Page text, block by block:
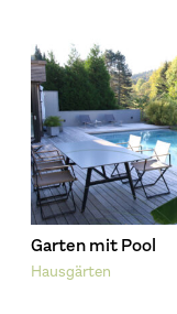
Garten mit Pool
Hausgärten